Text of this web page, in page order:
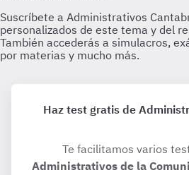
Haz test gratis de
Te facilitamos varios
Administrativos de la